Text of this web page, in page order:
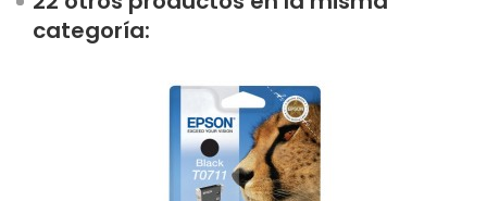
categoría: